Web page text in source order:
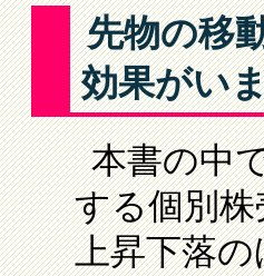
先物の移
効果がい
本書の中
する個別
上昇下落